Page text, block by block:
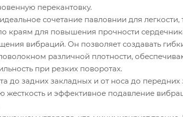
перекантовку.
сочетание павловнии для
краям для повышения прочности
вибраций. Он позволяет создавать
различной плотности,
при резких поворотах.
задних закладных и от носа до передних
и эффективное подавление